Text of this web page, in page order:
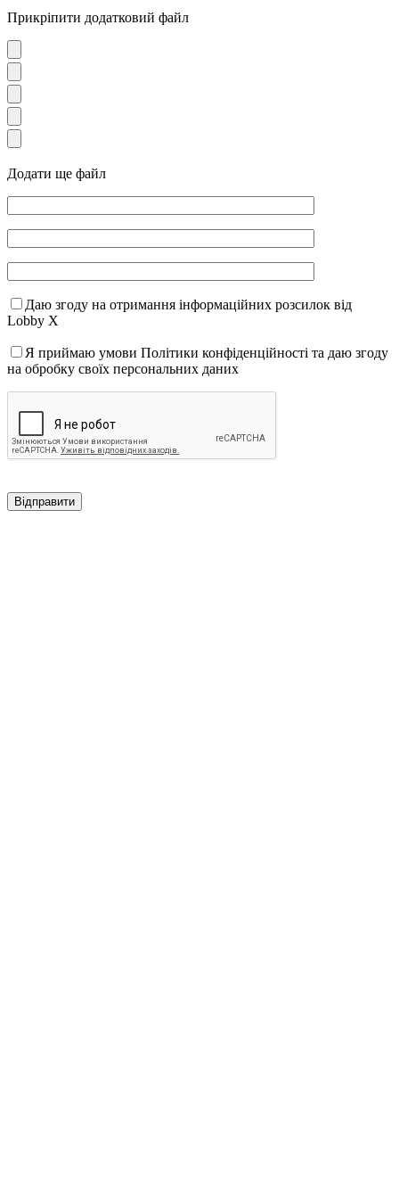
Прикріпити додатковий файл
Додати ще файл
Даю згоду на отримання інформаційних розсилок від
Lobby X
Я приймаю умови Політики конфіденційності та даю згоду
на обробку своїх персональних даних